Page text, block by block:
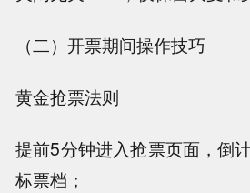
（二）开票期间操作技巧
黄金抢票法则
提前5分钟进入抢票页面，倒
标票档；